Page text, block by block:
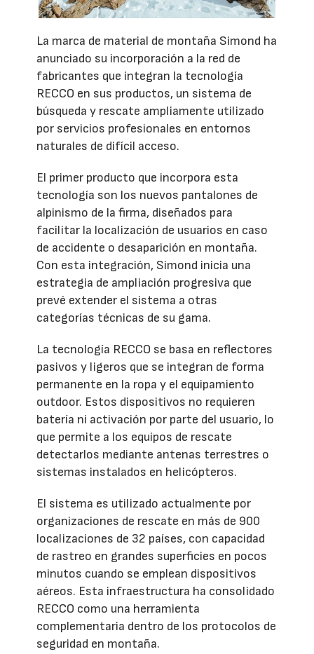
La marca de material de montaña Simond ha
anunciado su incorporación a la red de
fabricantes que integran la tecnología
RECCO en sus productos, un sistema de
búsqueda y rescate ampliamente utilizado
por servicios profesionales en entornos
naturales de difícil acceso.
El primer producto que incorpora esta
tecnología son los nuevos pantalones de
alpinismo de la firma, diseñados para
facilitar la localización de usuarios en caso
de accidente o desaparición en montaña.
Con esta integración, Simond inicia una
estrategia de ampliación progresiva que
prevé extender el sistema a otras
categorías técnicas de su gama.
La tecnología RECCO se basa en reflectores
pasivos y ligeros que se integran de forma
permanente en la ropa y el equipamiento
outdoor. Estos dispositivos no requieren
batería ni activación por parte del usuario, lo
que permite a los equipos de rescate
detectarlos mediante antenas terrestres o
sistemas instalados en helicópteros.
El sistema es utilizado actualmente por
organizaciones de rescate en más de 900
localizaciones de 32 países, con capacidad
de rastreo en grandes superficies en pocos
minutos cuando se emplean dispositivos
aéreos. Esta infraestructura ha consolidado
RECCO como una herramienta
complementaria dentro de los protocolos de
seguridad en montaña.